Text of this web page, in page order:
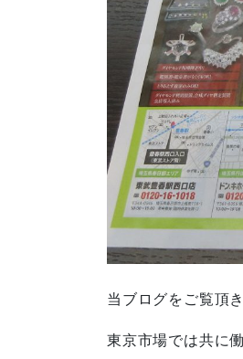
当ブログをご覧頂
東京市場では共に